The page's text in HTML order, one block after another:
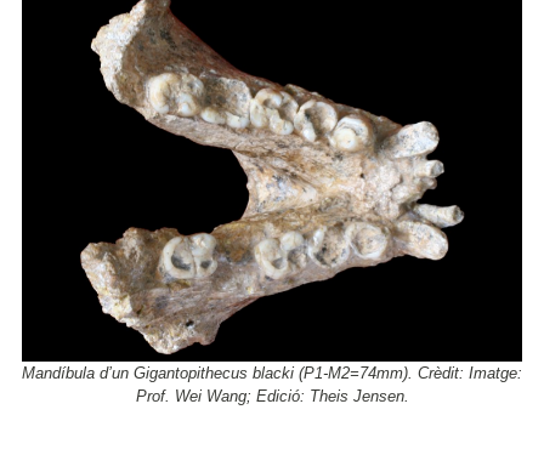
Mandíbula d’un Gigantopithecus blacki (P1-M2=74mm). Crèdit: Imatge:
Prof. Wei Wang; Edició: Theis Jensen.